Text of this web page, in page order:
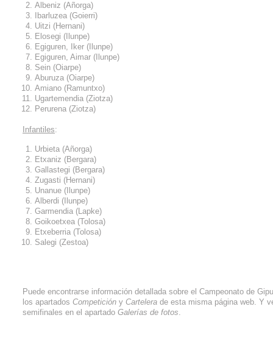
Albeniz (Añorga)
Ibarluzea (Goierri)
Uitzi (Hernani)
Elosegi (Ilunpe)
Egiguren, Iker (Ilunpe)
Egiguren, Aimar (Ilunpe)
Sein (Oiarpe)
Aburuza (Oiarpe)
Amiano (Ramuntxo)
Ugartemendia (Ziotza)
Perurena (Ziotza)
Infantiles:
Urbieta (Añorga)
Etxaniz (Bergara)
Gallastegi (Bergara)
Zugasti (Hernani)
Unanue (Ilunpe)
Alberdi (Ilunpe)
Garmendia (Lapke)
Goikoetxea (Tolosa)
Etxeberria (Tolosa)
Salegi (Zestoa)
Puede encontrarse información detallada sobre el Campeonato de
los apartados Competición y Cartelera de esta misma página web. Y
semifinales en el apartado Galerías de fotos.